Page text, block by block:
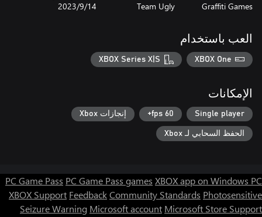
Graffiti Games
Team Ugly
14‏/9‏/2023
العب باستخدام
XBOX One
XBOX Series X|S
الإمكانات
Single player
60 fps+ إنجازات Xbox
الحفظ السحابي لـ Xbox
PC Game Pass PC Game Pass games XBOX app on Windows PC
XBOX Support FeedbackCommunity Standards Photosensitive
Seizure Warning Microsoft account Microsoft Store Support